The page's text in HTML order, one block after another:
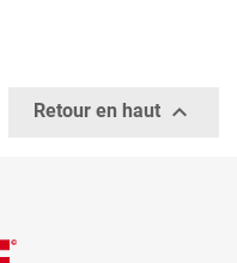
Retour en haut 